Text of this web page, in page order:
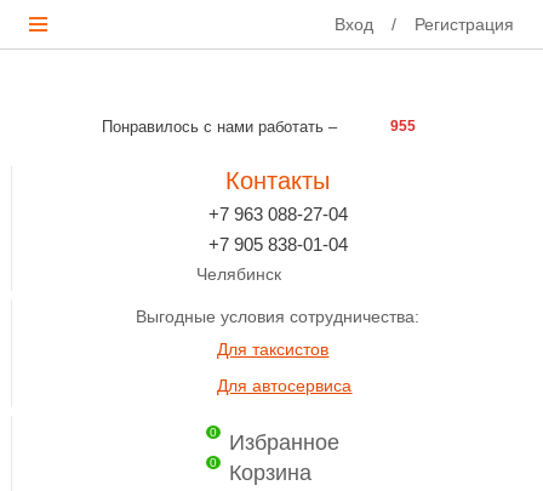
Вход / Регистрация
Понравилось с нами работать – 955
Контакты
+7 963 088-27-04
+7 905 838-01-04
Челябинск
Выгодные условия сотрудничества:
Для таксистов
Для автосервиса
0 Избранное
0 Корзина